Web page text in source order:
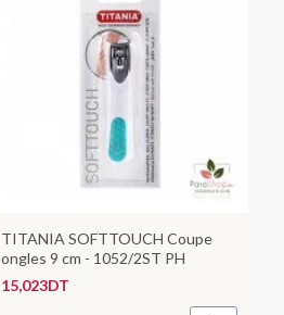
TITANIA SOFTTOUCH Coupe
ongles 9 cm - 1052/2ST PH
15,023DT